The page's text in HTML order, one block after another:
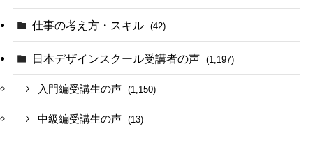
仕事の考え方・スキル (42)
日本デザインスクール受講者の声 (1,197)
入門編受講生の声 (1,150)
中級編受講生の声 (13)